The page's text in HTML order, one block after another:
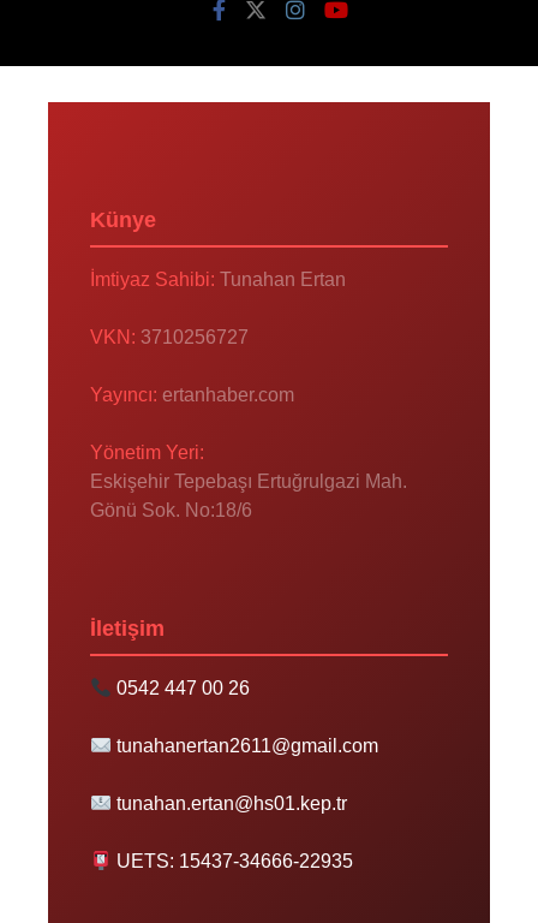
Künye
İmtiyaz Sahibi: Tunahan Ertan
VKN: 3710256727
Yayıncı: ertanhaber.com
Yönetim Yeri:
Eskişehir Tepebaşı Ertuğrulgazi Mah.
Gönü Sok. No:18/6
İletişim
0542 447 00 26
tunahanertan2611@gmail.com
tunahan.ertan@hs01.kep.tr
UETS: 15437-34666-22935